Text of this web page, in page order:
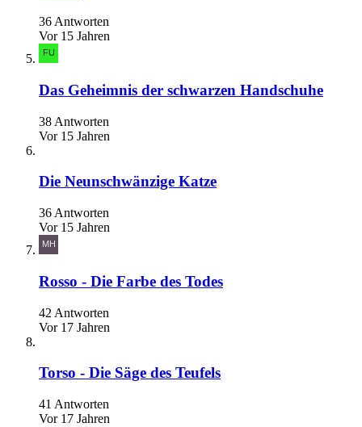
36 Antworten
Vor 15 Jahren
Das Geheimnis der schwarzen Handschuhe
38 Antworten
Vor 15 Jahren
Die Neunschwänzige Katze
36 Antworten
Vor 15 Jahren
Rosso - Die Farbe des Todes
42 Antworten
Vor 17 Jahren
Torso - Die Säge des Teufels
41 Antworten
Vor 17 Jahren